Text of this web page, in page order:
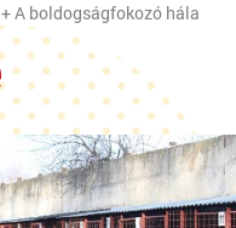
A boldogságfokozó hála